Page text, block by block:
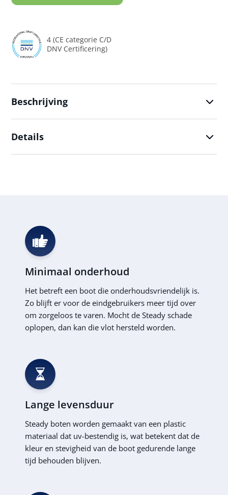
4 (CE categorie C/D
DNV Certificering)
Beschrijving
Details
Minimaal onderhoud
Het betreft een boot die onderhoudsvriendelijk is.
Zo blijft er voor de eindgebruikers meer tijd over
om zorgeloos te varen. Mocht de Steady schade
oplopen, dan kan die vlot hersteld worden.
Lange levensduur
Steady boten worden gemaakt van een plastic
materiaal dat uv-bestendig is, wat betekent dat de
kleur en stevigheid van de boot gedurende lange
tijd behouden blijven.